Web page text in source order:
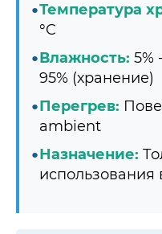
Температура
°C
Влажность: 5%
95% (хранение)
Перегрев:
ambient
Назначение: